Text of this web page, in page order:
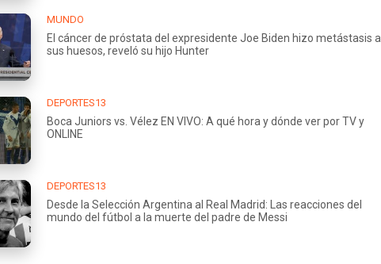
MUNDO
El cáncer de próstata del expresidente Joe Biden hizo metástasis a
sus huesos, reveló su hijo Hunter
DEPORTES13
Boca Juniors vs. Vélez EN VIVO: A qué hora y dónde ver por TV y
ONLINE
DEPORTES13
Desde la Selección Argentina al Real Madrid: Las reacciones del
mundo del fútbol a la muerte del padre de Messi